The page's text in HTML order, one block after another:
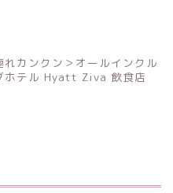
れカンクン＞オールインクル
ホテル Hyatt Ziva 飲食店